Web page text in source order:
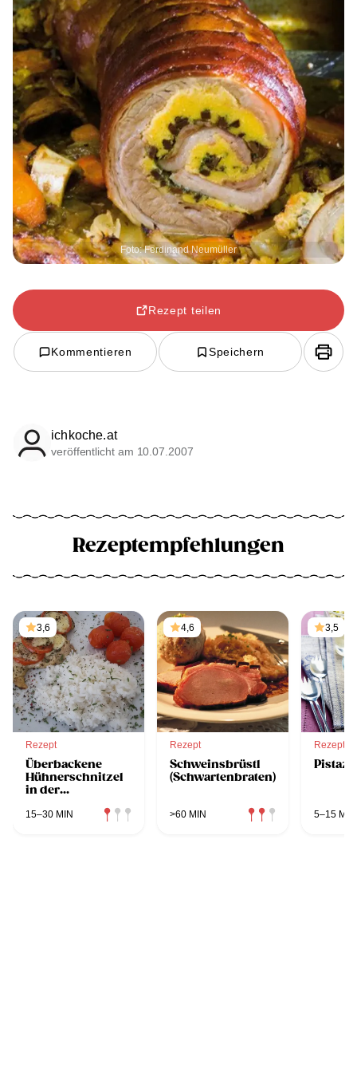
Foto: Ferdinand Neumüller
Rezept teilen
Kommentieren Speichern
ichkoche.at
veröffentlicht am 10.07.2007
Rezeptempfehlungen
3,6
Rezept
Überbackene
Hühnerschnitzel
in der
15–30 MIN
4,6
Rezept
Schweinsbrüstl
(Schwartenbraten)
>60 MIN
3,5
Rezept
5–15 MIN